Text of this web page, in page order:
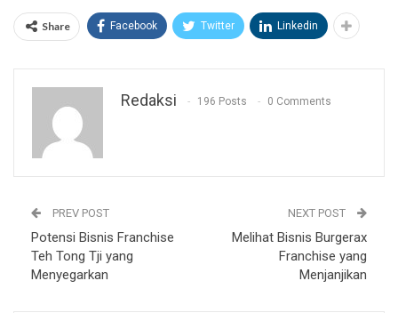
Share Facebook Twitter Linkedin
Redaksi 196 Posts 0 Comments
PREV POST
Potensi Bisnis Franchise
Teh Tong Tji yang
Menyegarkan
NEXT POST
Melihat Bisnis Burgerax
Franchise yang
Menjanjikan